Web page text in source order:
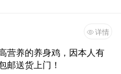
详情
营养的养身鸡，因本人有
邮送货上门！